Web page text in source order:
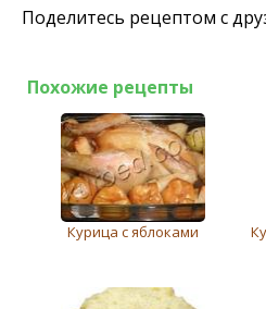
Поделитесь рецептом с
Похожие рецепты
Курица с яблоками